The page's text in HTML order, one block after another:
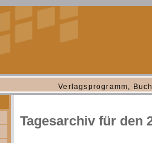
Verlagsprogramm,
Tagesarchiv für den